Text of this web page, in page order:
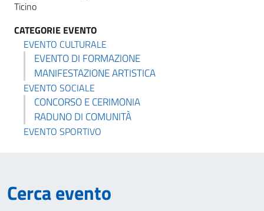
Ticino
CATEGORIE EVENTO
EVENTO CULTURALE
EVENTO DI FORMAZIONE
MANIFESTAZIONE ARTISTICA
EVENTO SOCIALE
CONCORSO E CERIMONIA
RADUNO DI COMUNITÀ
EVENTO SPORTIVO
Cerca evento